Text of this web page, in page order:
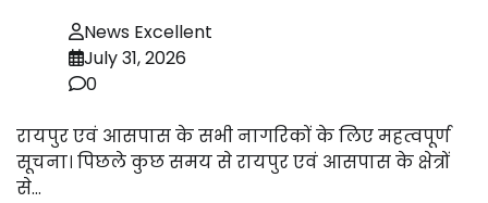
News Excellent
July 31, 2026
0
रायपुर एवं आसपास के सभी नागरिकों के लिए महत्वपूर्ण
सूचना। पिछले कुछ समय से रायपुर एवं आसपास के क्षेत्रों
से…